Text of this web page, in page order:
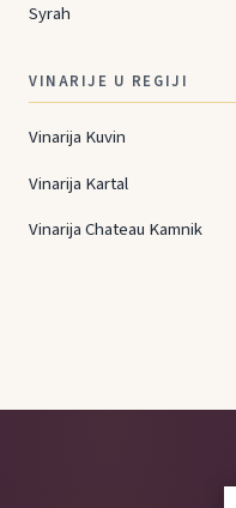
Syrah
VINARIJE U REGIJI
Vinarija Kuvin
Vinarija Kartal
Vinarija Chateau Kamnik